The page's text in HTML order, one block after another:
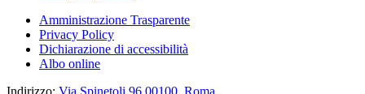
Amministrazione Trasparente
Privacy Policy
Dichiarazione di accessibilità
Albo online
Indirizzo: Via Spinetoli 96,00100, Roma